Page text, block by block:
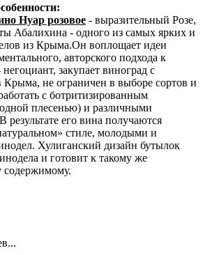
Нуар розовое - выразительный Розе,
Абалихина - одного из самых ярких и
из Крыма.Он воплощает идеи
авторского подхода к
закупает виноград с
Крыма, не ограничен в выборе сортов и
с ботритизированным
плесенью) и различными
его вина получаются
стиле, молодыми и
Хулиганский дизайн бутылок
и готовит к такому же
содержимому.